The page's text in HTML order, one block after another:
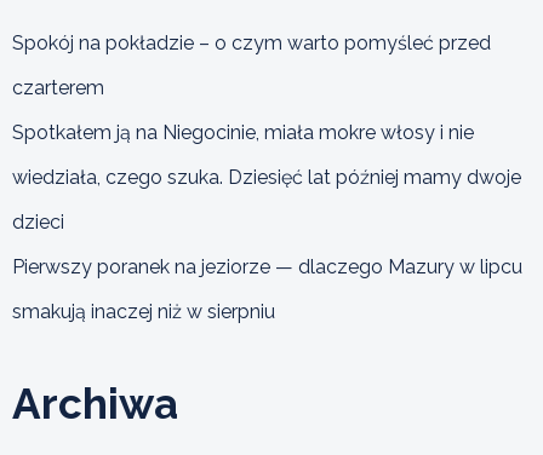
Spokój na pokładzie – o czym warto pomyśleć przed
czarterem
Spotkałem ją na Niegocinie, miała mokre włosy i nie
wiedziała, czego szuka. Dziesięć lat później mamy dwoje
dzieci
Pierwszy poranek na jeziorze — dlaczego Mazury w lipcu
smakują inaczej niż w sierpniu
Archiwa